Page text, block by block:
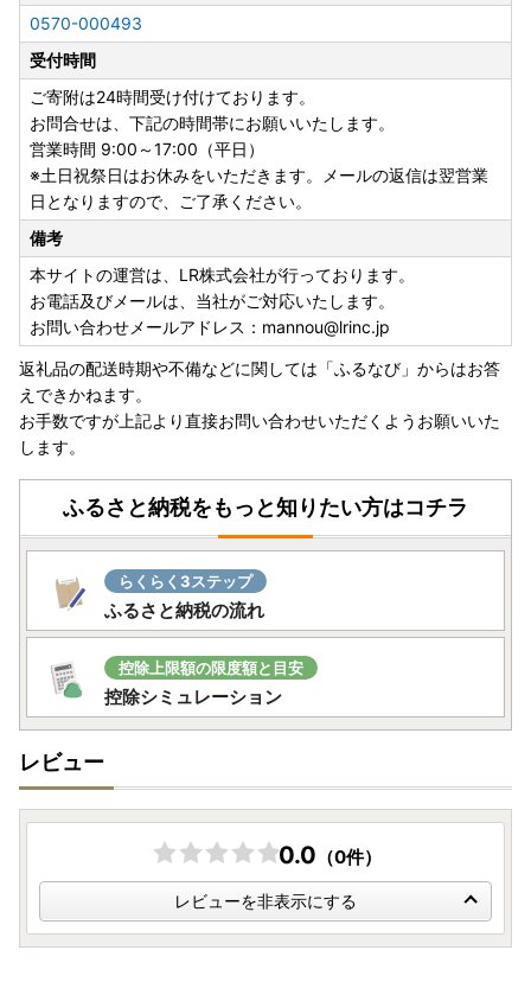
・フルーツ・野菜等の返礼品について
天災・天候等の諸事情の影響による収穫量の激減、著しい品
質問題などが生じた場合には発送順延、発送不可となる場合
がございます。
発送不可となった場合には別の返礼品を代品としてお送りす
るなどの対応をさせていただきます。
・寄附者様ご都合での受取不可について
長期不在など、寄附者様のご都合でお受け取りできなかった
場合の再送はいたしかねます。
お受け取りできない期間があらかじめわかっている場合に
は、お手数ですがお申し込み時に「備考欄」へご記入いただ
き、必ずお知らせください。
・寄附申し込みのキャンセル、返礼品の変更・返品はできま
せん。
《熊本地震により被災された皆さまへ/配送遅延のお知ら
せ》
令和8年7月28日に発生した熊本県熊本地方を震源とする地
震により、お亡くなりになった方々に謹んでお悔やみ申し上
げます。
また、皆さまの安全と、被災地域の一日も早い復旧・復興を
お祈り申し上げます。
現在、地震の影響により、熊本県を発着するお荷物の集荷・
配送停止や九州地方を中心とした配送遅延が発生しておりま
お届けまで通常よりお時間をいただく場合がございますの
で、何卒ご理解賜りますようお願い申し上げます。
0570-000493
受付時間
ご寄附は24時間受け付けております。
お問合せは、下記の時間帯にお願いいたします。
営業時間 9:00～17:00（平日）
※土日祝祭日はお休みをいただきます。メールの返信は翌営業
日となりますので、ご了承ください。
備考
本サイトの運営は、LR株式会社が行っております。
お電話及びメールは、当社がご対応いたします。
お問い合わせメールアドレス：mannou@lrinc.jp
返礼品の配送時期や不備などに関しては「ふるなび」からはお答
えできかねます。
お手数ですが上記より直接お問い合わせいただくようお願いいた
します。
ふるさと納税をもっと知りたい方はコチラ
らくらく3ステップ
ふるさと納税の流れ
控除上限額の限度額と目安
控除シミュレーション
レビュー
0.0 （0件）
レビューを非表示にする